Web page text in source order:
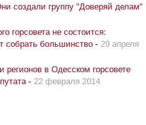
создали группу "Доверяй делам"
горсовета не состоится:
собрать большинство - 29 апреля
регионов в Одесском горсовете
- 22 февраля 2014